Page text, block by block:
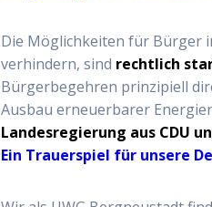
Die Möglichkeiten für Bürger
verhindern, sind rechtlich
Bürgerbegehren prinzipiell
Ausbau erneuerbarer
Landesregierung aus CDU
Ein Trauerspiel für unsere